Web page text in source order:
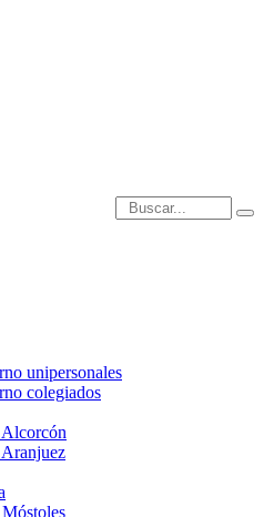
Introduce términos de
unipersonales
colegiados